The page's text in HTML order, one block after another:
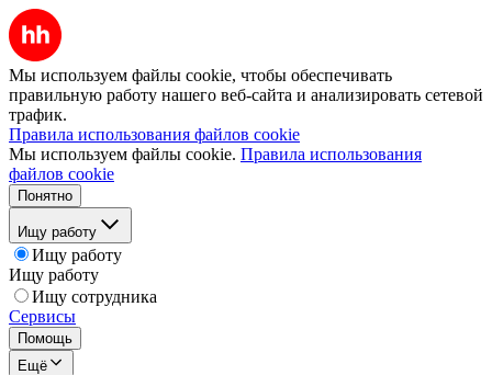
Мы используем файлы cookie, чтобы обеспечивать
правильную работу нашего веб-сайта и анализировать сетевой
трафик.
Правила использования файлов cookie
Мы используем файлы cookie. Правила использования
файлов cookie
Понятно
Ищу работу
Ищу работу
Ищу работу
Ищу сотрудника
Сервисы
Помощь
Ещё